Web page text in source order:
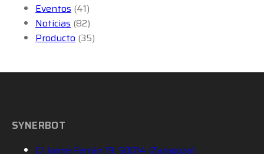
Eventos (41)
Noticias (82)
Producto (35)
SYNERBOT
C/ Jaime Ferrán 19, 50014 (Zaragoza)